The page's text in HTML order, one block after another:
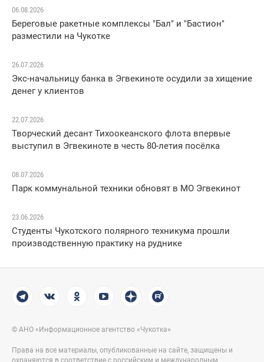
06.08.2026
Береговые ракетные комплексы "Бал" и "Бастион"
разместили на Чукотке
26.07.2026
Экс-начальницу банка в Эгвекиноте осудили за хищение
денег у клиентов
22.07.2026
Творческий десант Тихоокеанского флота впервые
выступил в Эгвекиноте в честь 80-летия посёлка
08.07.2026
Парк коммунальной техники обновят в МО Эгвекинот
23.06.2026
Студенты Чукотского полярного техникума прошли
производственную практику на руднике
© АНО «Информационное агентство «Чукотка»
Права на все материалы, опубликованные на сайте, защищены и